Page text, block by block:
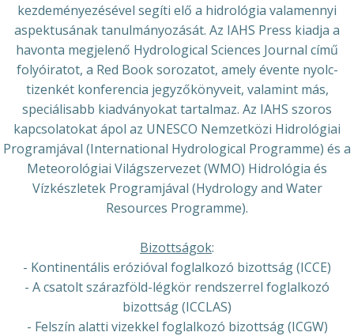
kezdeményezésével segíti elő a hidrológia valamennyi
aspektusának tanulmányozását. Az IAHS Press kiadja a
havonta megjelenő Hydrological Sciences Journal című
folyóiratot, a Red Book sorozatot, amely évente nyolc-
tizenkét konferencia jegyzőkönyveit, valamint más,
speciálisabb kiadványokat tartalmaz. Az IAHS szoros
kapcsolatokat ápol az UNESCO Nemzetközi Hidrológiai
Programjával (International Hydrological Programme) és a
Meteorológiai Világszervezet (WMO) Hidrológia és
Vízkészletek Programjával (Hydrology and Water
Resources Programme).
Bizottságok:
- Kontinentális erózióval foglalkozó bizottság (ICCE)
- A csatolt szárazföld-légkör rendszerrel foglalkozó
bizottság (ICCLAS)
- Felszín alatti vizekkel foglalkozó bizottság (ICGW)